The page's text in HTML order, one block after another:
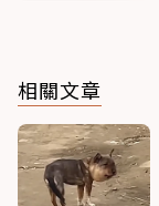
相關文章